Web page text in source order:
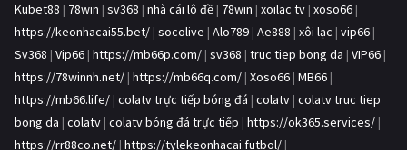
Kubet88 | 78win | sv368 | nhà cái lô đề | 78win | xoilac tv | xoso66 |
https://keonhacai55.bet/ | socolive | Alo789 | Ae888 | xôi lạc | vip66 |
Sv368 | Vip66 | https://mb66p.com/ | sv368 | truc tiep bong da | VIP66 |
https://78winnh.net/ | https://mb66q.com/ | Xoso66 | MB66 |
https://mb66.life/ | colatv trực tiếp bóng đá | colatv | colatv truc tiep
bong da | colatv | colatv bóng đá trực tiếp | https://ok365.services/ |
https://rr88co.net/ | https://tylekeonhacai.futbol/ |